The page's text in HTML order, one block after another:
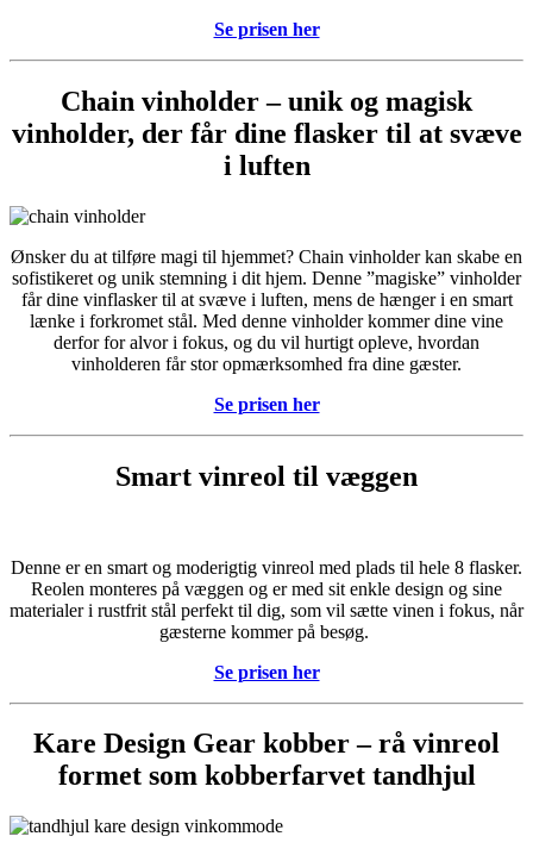
Se prisen her
Chain vinholder – unik og magisk
vinholder, der får dine flasker til at svæve
i luften
Ønsker du at tilføre magi til hjemmet? Chain vinholder kan skabe en
sofistikeret og unik stemning i dit hjem. Denne ”magiske” vinholder
får dine vinflasker til at svæve i luften, mens de hænger i en smart
lænke i forkromet stål. Med denne vinholder kommer dine vine
derfor for alvor i fokus, og du vil hurtigt opleve, hvordan
vinholderen får stor opmærksomhed fra dine gæster.
Se prisen her
Smart vinreol til væggen
Denne er en smart og moderigtig vinreol med plads til hele 8 flasker.
Reolen monteres på væggen og er med sit enkle design og sine
materialer i rustfrit stål perfekt til dig, som vil sætte vinen i fokus, når
gæsterne kommer på besøg.
Se prisen her
Kare Design Gear kobber – rå vinreol
formet som kobberfarvet tandhjul